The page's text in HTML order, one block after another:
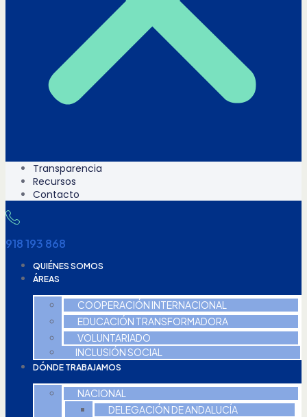
Transparencia
Recursos
Contacto
918 193 868
QUIÉNES SOMOS
ÁREAS
COOPERACIÓN INTERNACIONAL
EDUCACIÓN TRANSFORMADORA
VOLUNTARIADO
INCLUSIÓN SOCIAL
DÓNDE TRABAJAMOS
NACIONAL
DELEGACIÓN DE ANDALUCÍA